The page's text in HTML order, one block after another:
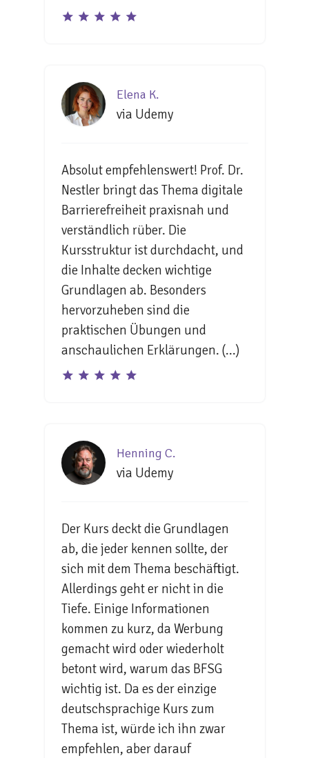
Elena K.
via Udemy
Absolut empfehlenswert! Prof. Dr.
Nestler bringt das Thema digitale
Barrierefreiheit praxisnah und
verständlich rüber. Die
Kursstruktur ist durchdacht, und
die Inhalte decken wichtige
Grundlagen ab. Besonders
hervorzuheben sind die
praktischen Übungen und
anschaulichen Erklärungen. (...)
Henning C.
via Udemy
Der Kurs deckt die Grundlagen
ab, die jeder kennen sollte, der
sich mit dem Thema beschäftigt.
Allerdings geht er nicht in die
Tiefe. Einige Informationen
kommen zu kurz, da Werbung
gemacht wird oder wiederholt
betont wird, warum das BFSG
wichtig ist. Da es der einzige
deutschsprachige Kurs zum
Thema ist, würde ich ihn zwar
empfehlen, aber darauf